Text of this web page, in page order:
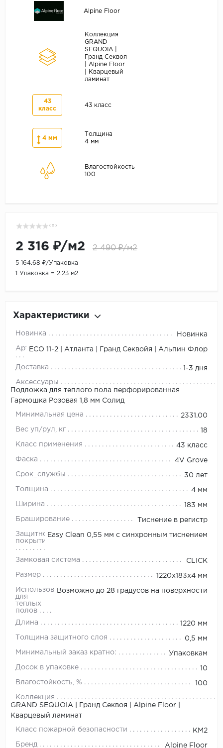
Alpine Floor
Коллекция
GRAND
SEQUOIA |
Гранд Секвоя
| Alpine Floor
| Кварцевый
ламинат
43
класс
43 класс
4 мм
Толщина
4 мм
Влагостойкость
100
( 0 )
2 316 ₽/м2 2 490 ₽/м2
5 164.68 ₽/Упаковка
1 Упаковка = 2.23 м2
Характеристики
Новинка Новинка
АртикулЕСО 11-2 | Атланта | Гранд Секвойя | Альпин Флор
Доставка 1-3 дня
Аксессуары
Подложка для теплого пола перфорированная
Гармошка Розовая 1,8 мм Солид
Минимальная цена 2331.00
Вес уп/рул, кг 18
Класс применения 43 класс
Фаска 4V Grove
Срок_службы 30 лет
Толщина 4 мм
Ширина 183 мм
Браширование Тиснение в регистр
Защитное
покрытие
Easy Clean 0,55 мм с синхронным тиснением
Замковая система CLICK
Размер 1220х183х4 мм
Использование
для
теплых
полов
Возможно до 28 градусов на поверхности
Длина 1220 мм
Толщина защитного слоя 0,5 мм
Минимальный заказ кратно: Упаковкам
Досок в упаковке 10
Влагостойкость, % 100
Коллекция
GRAND SEQUOIA | Гранд Секвоя | Alpine Floor |
Кварцевый ламинат
Класс пожарной безопасности КМ2
Бренд Alpine Floor